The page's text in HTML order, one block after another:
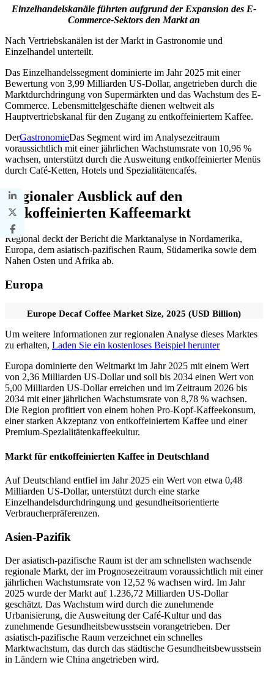
Einzelhandelskanäle führten aufgrund der Expansion des E-
Commerce-Sektors den Markt an
Nach Vertriebskanälen ist der Markt in Gastronomie und
Einzelhandel unterteilt.
Das Einzelhandelssegment dominierte im Jahr 2025 mit einer
Bewertung von 3,99 Milliarden US-Dollar, angetrieben durch die
Marktdurchdringung von Supermärkten und das Wachstum des E-
Commerce. Lebensmittelgeschäfte dienen weltweit als
Hauptvertriebskanal für den Zugang zu entkoffeiniertem Kaffee.
DerGastronomieDas Segment wird im Analysezeitraum
voraussichtlich mit einer jährlichen Wachstumsrate von 10,96 %
wachsen, unterstützt durch die Ausweitung entkoffeinierter Menüs
durch Café-Ketten, Hotels und Spezialitätencafés.
Regionaler Ausblick auf den
entkoffeinierten Kaffeemarkt
Regional deckt der Bericht die Marktanalyse in Nordamerika,
Europa, dem asiatisch-pazifischen Raum, Südamerika sowie dem
Nahen Osten und Afrika ab.
Europa
Europe Decaf Coffee Market Size, 2025 (USD Billion)
Um weitere Informationen zur regionalen Analyse dieses Marktes
zu erhalten, Laden Sie ein kostenloses Beispiel herunter
Europa dominierte den Weltmarkt im Jahr 2025 mit einem Wert
von 2,36 Milliarden US-Dollar und soll bis 2034 einen Wert von
5,00 Milliarden US-Dollar erreichen und im Zeitraum 2026 bis
2034 mit einer jährlichen Wachstumsrate von 8,78 % wachsen.
Die Region profitiert von einem hohen Pro-Kopf-Kaffeekonsum,
einer starken Akzeptanz von entkoffeiniertem Kaffee und einer
Premium-Spezialitätenkaffeekultur.
Markt für entkoffeinierten Kaffee in Deutschland
Auf Deutschland entfiel im Jahr 2025 ein Wert von etwa 0,48
Milliarden US-Dollar, unterstützt durch eine starke
Einzelhandelsdurchdringung und gesundheitsorientierte
Verbraucherpräferenzen.
Asien-Pazifik
Der asiatisch-pazifische Raum ist der am schnellsten wachsende
regionale Markt, der im Prognosezeitraum voraussichtlich mit einer
jährlichen Wachstumsrate von 12,52 % wachsen wird. Im Jahr
2025 wurde der Markt auf 1.236,72 Milliarden US-Dollar
geschätzt. Das Wachstum wird durch die zunehmende
Urbanisierung, die Ausweitung der Café-Kultur und das
zunehmende Gesundheitsbewusstsein vorangetrieben. Der
asiatisch-pazifische Raum verzeichnet ein schnelles
Marktwachstum, das durch das städtische Gesundheitsbewusstsein
in Ländern wie China angetrieben wird.